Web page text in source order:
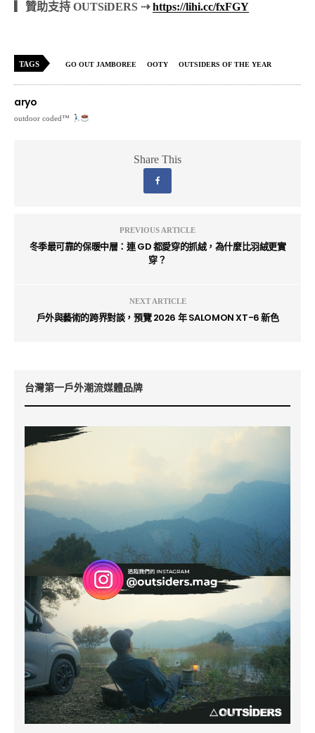
▎贊助支持 OUTSiDERS ⇢https://lihi.cc/fxFGY
TAGS GO OUT JAMBOREE OOTY OUTSIDERS OF THE YEAR
aryo
outdoor coded™
Share This
PREVIOUS ARTICLE
冬季最可靠的保暖中層：連 GD 都愛穿的抓絨，為什麼比羽絨更實
穿？
NEXT ARTICLE
戶外與藝術的跨界對談，預覽 2026 年 SALOMON XT-6 新色
台灣第一戶外潮流媒體品牌